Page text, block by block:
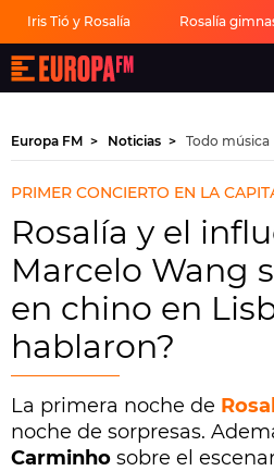
Iris Tió y Rosalía Rosalía
Europa
FM
-
mejor
música,
virales,
celebrities
y
estilo
de
vida
FM
Europa FM Noticias Todo música
PRIMER CONCIERTO EN LA
Rosalía y el
Marcelo Wang
en chino en
hablaron?
La primera noche de
noche de sorpresas.
Carminho sobre el